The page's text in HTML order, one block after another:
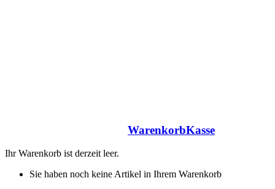
WarenkorbKasse
Ihr Warenkorb ist derzeit leer.
Sie haben noch keine Artikel in Ihrem Warenkorb